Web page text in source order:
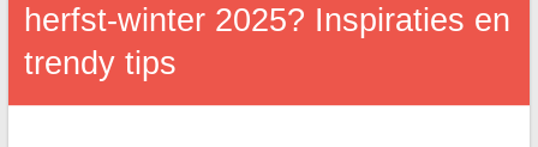
herfst-winter 2025? Inspiraties en
trendy tips